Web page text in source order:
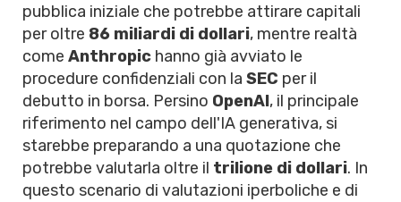
pubblica iniziale che potrebbe attirare capitali
per oltre 86 miliardi di dollari, mentre realtà
come Anthropic hanno già avviato le
procedure confidenziali con la SEC per il
debutto in borsa. Persino OpenAI, il principale
riferimento nel campo dell'IA generativa, si
starebbe preparando a una quotazione che
potrebbe valutarla oltre il trilione di dollari. In
questo scenario di valutazioni iperboliche e di